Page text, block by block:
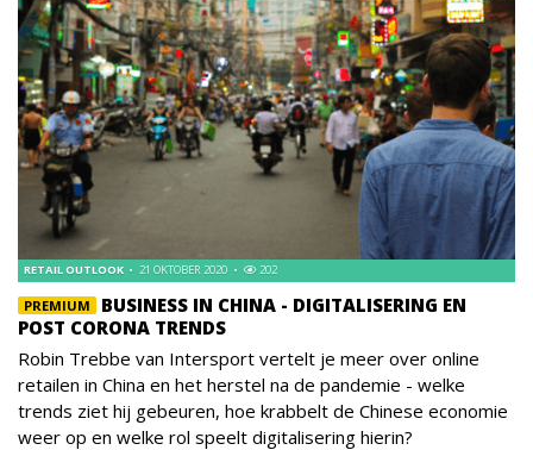
PREMIUM
BUSINESS IN CHINA - DIGITALISERING EN
POST CORONA TRENDS
RETAIL OUTLOOK 21 OKTOBER 2020 202
Robin Trebbe van Intersport vertelt je meer over online
retailen in China en het herstel na de pandemie - welke
trends ziet hij gebeuren, hoe krabbelt de Chinese economie
weer op en welke rol speelt digitalisering hierin?